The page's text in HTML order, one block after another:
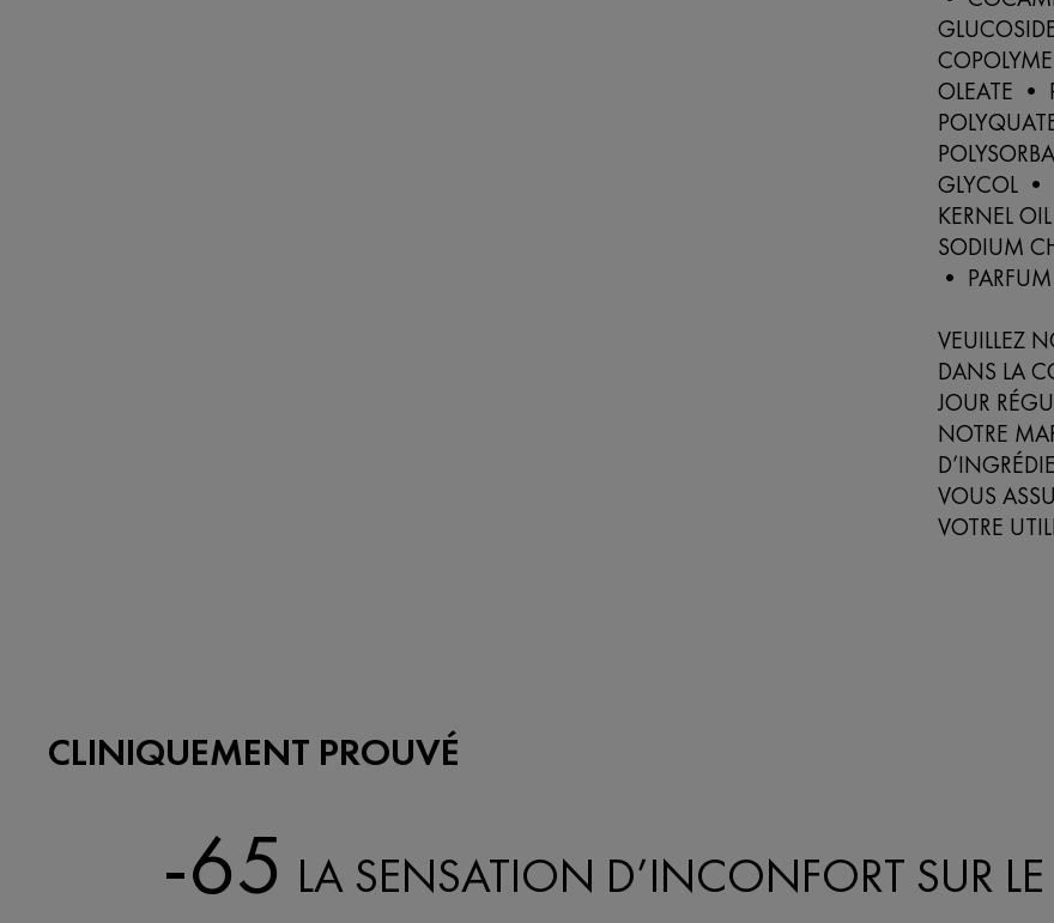
OLEATE •
GLYCOL •
KERNEL
SODIUM
•
VEUILLEZ
DANS LA
JOUR
NOTRE
VOUS
VOTRE
CLINIQUEMENT PROUVÉ
-65 LA SENSATION D’INCONFORT SUR LE